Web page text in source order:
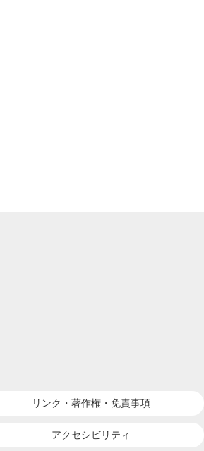
リンク・著作権・ 免責事項
アクセシビリティ